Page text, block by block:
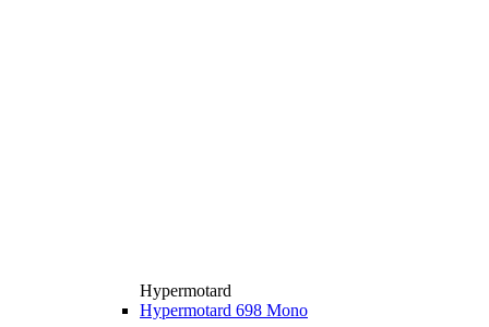
Hypermotard
Hypermotard 698 Mono